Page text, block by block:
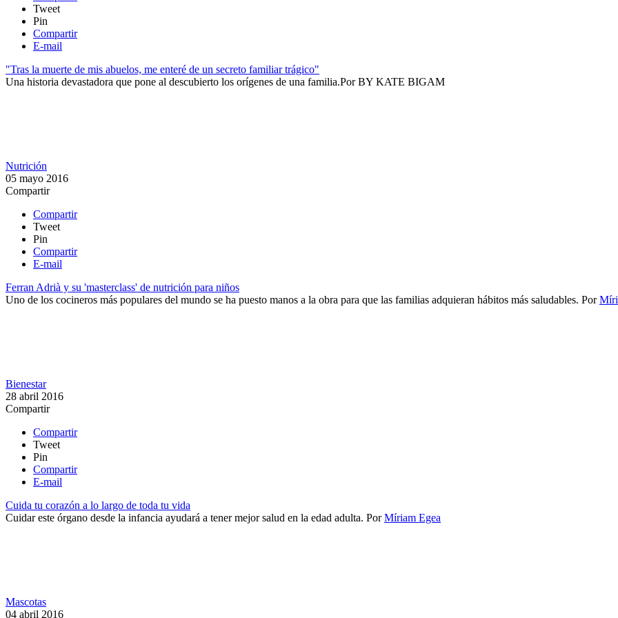
Tweet
Pin
Compartir
E-mail
"Tras la muerte de mis abuelos, me enteré de un secreto familiar trágico"
Una historia devastadora que pone al descubierto los orígenes de una familia.​PorBY KATE BIGAM
Nutrición
05 mayo 2016
Compartir
Compartir
Tweet
Pin
Compartir
E-mail
Ferran Adrià y su 'masterclass' de nutrición para niños
Uno de los cocineros más populares del mundo se ha puesto manos a la obra para que las familias adquieran hábitos más saludables. Por
Bienestar
28 abril 2016
Compartir
Compartir
Tweet
Pin
Compartir
E-mail
Cuida tu corazón a lo largo de toda tu vida
Cuidar este órgano desde la infancia​ ayudará a tener mejor salud en la edad adulta. PorMíriam Egea
Mascotas
04 abril 2016